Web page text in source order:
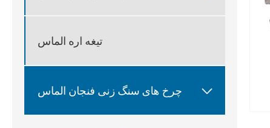
تیغه اره الماس
چرخ های سنگ زنی فنجان الماس 